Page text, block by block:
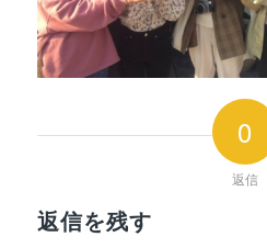
0
返信
返信を残す